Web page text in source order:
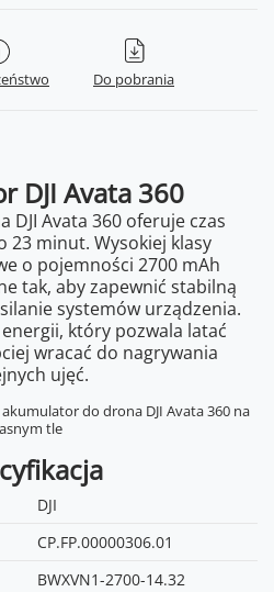
Do pobrania
DJI Avata 360
Avata 360 oferuje czas
23 minut. Wysokiej klasy
o pojemności 2700 mAh
tak, aby zapewnić stabilną
systemów urządzenia.
który pozwala latać
wracać do nagrywania
ujęć.
DJI
CP.FP.00000306.01
BWXVN1-2700-14.32